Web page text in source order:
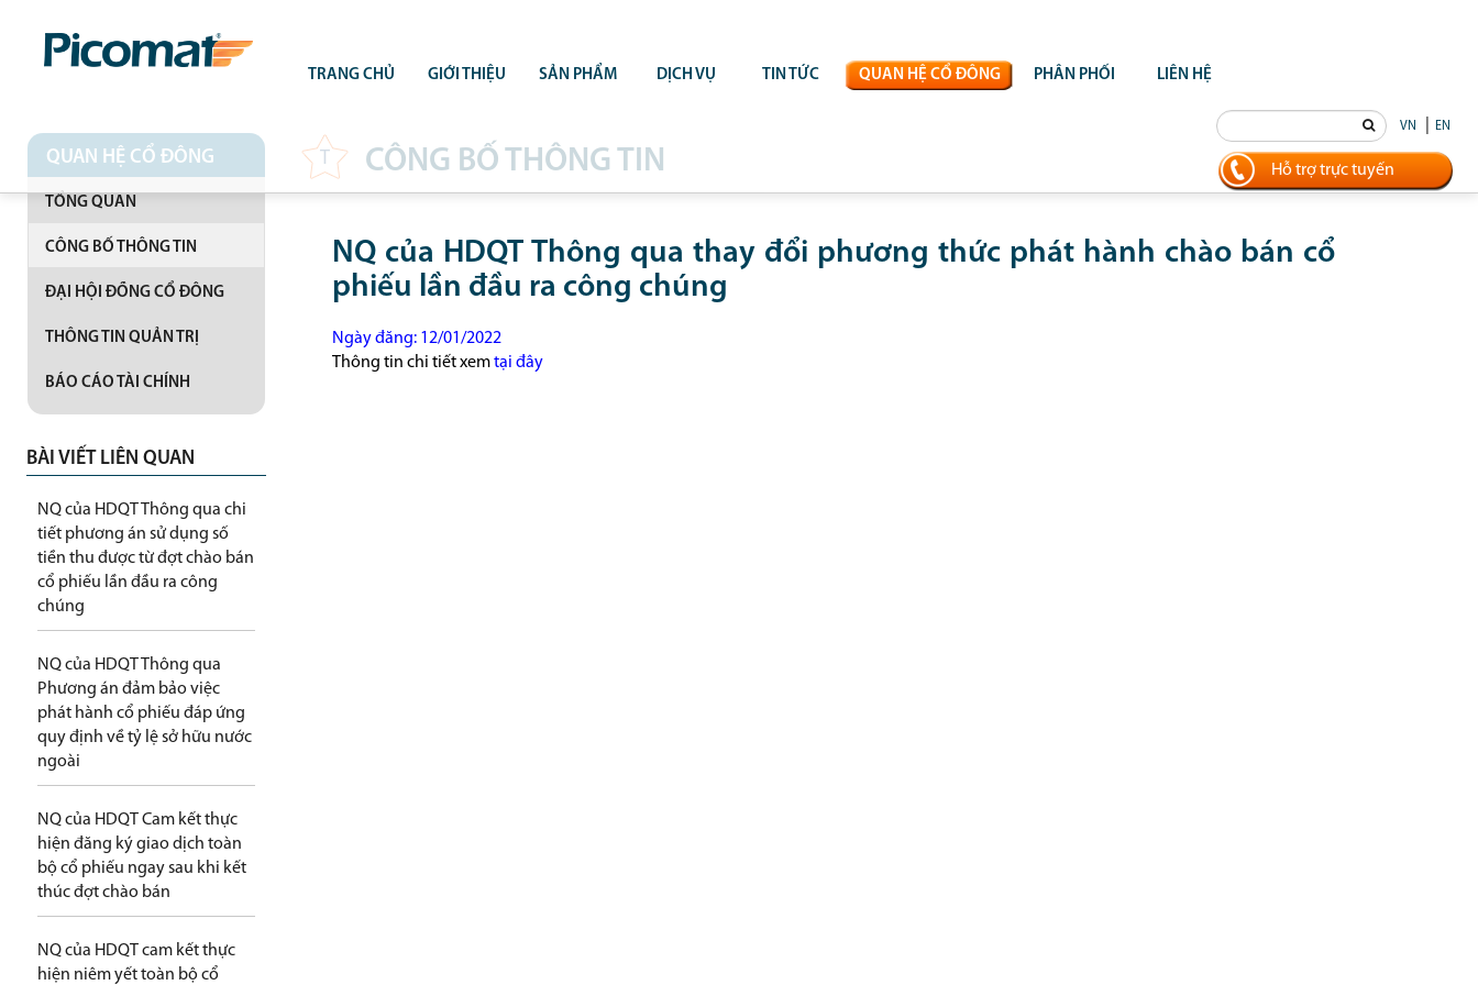
TRANG CHỦ GIỚI THIỆU SẢN PHẨM DỊCH VỤ TIN TỨC QUAN HỆ CỔ ĐÔNG PHÂN PHỐI LIÊN HỆ
VN EN
Hỗ trợ trực tuyến
QUAN HỆ CỔ ĐÔNG
TỔNG QUAN
CÔNG BỐ THÔNG TIN
ĐẠI HỘI ĐỒNG CỔ ĐÔNG
THÔNG TIN QUẢN TRỊ
BÁO CÁO TÀI CHÍNH
BÀI VIẾT LIÊN QUAN
NQ của HDQT Thông qua chi
tiết phương án sử dụng số
tiền thu được từ đợt chào bán
cổ phiếu lần đầu ra công
chúng
NQ của HDQT Thông qua
Phương án đảm bảo việc
phát hành cổ phiếu đáp ứng
quy định về tỷ lệ sở hữu nước
ngoài
NQ của HDQT Cam kết thực
hiện đăng ký giao dịch toàn
bộ cổ phiếu ngay sau khi kết
thúc đợt chào bán
NQ của HDQT cam kết thực
hiện niêm yết toàn bộ cổ
T CÔNG BỐ THÔNG TIN
NQ của HDQT Thông qua thay đổi phương thức phát hành chào bán cổ
phiếu lần đầu ra công chúng
Ngày đăng: 12/01/2022
Thông tin chi tiết xem tại đây